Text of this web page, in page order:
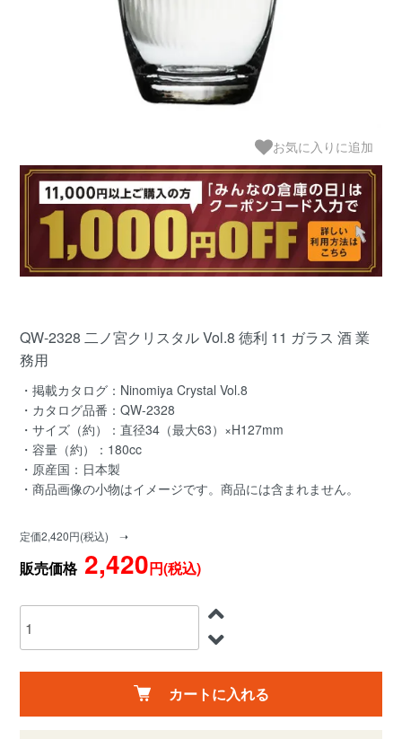
お気に入りに追加
QW-2328 二ノ宮クリスタル Vol.8 徳利 11 ガラス 酒 業
務用
・掲載カタログ：Ninomiya Crystal Vol.8
・カタログ品番：QW-2328
・サイズ（約）：直径34（最大63）×H127mm
・容量（約）：180cc
・原産国：日本製
・商品画像の小物はイメージです。商品には含まれません。
定価2,420円(税込) ➝
販売価格2,420円(税込)
カートに入れる